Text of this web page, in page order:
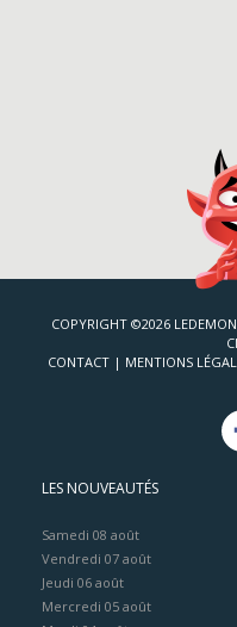
COPYRIGHT ©2026
CONTACT | MENTIONS
LES NOUVEAUTÉS
Samedi 08 août
Vendredi 07 août
Jeudi 06 août
Mercredi 05 août